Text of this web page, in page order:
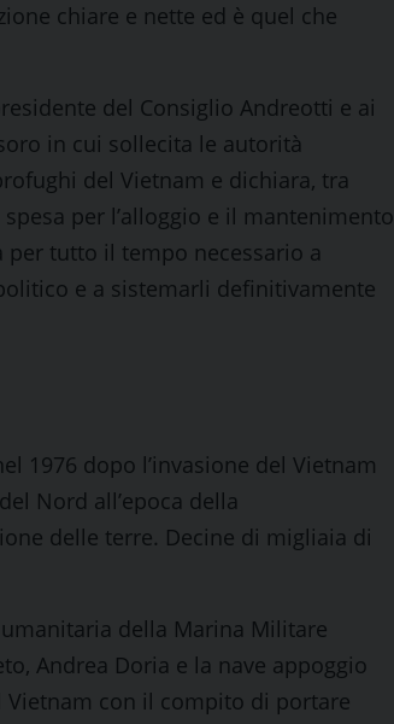
chiare e nette ed è quel che
del Consiglio Andreotti e ai
in cui sollecita le autorità
del Vietnam e dichiara, tra
per l’alloggio e il mantenimento
tutto il tempo necessario a
e a sistemarli definitivamente
1976 dopo l’invasione del Vietnam
Nord all’epoca della
delle terre. Decine di migliaia di
della Marina Militare
Andrea Doria e la nave appoggio
con il compito di portare